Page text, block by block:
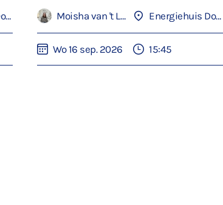
Energiehuis Dordrecht Moisha van 't Loo Energiehuis Dordrecht
Wo 16 sep. 2026 15:45